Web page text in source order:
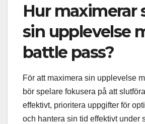
Hur maximerar
sin upplevelse
battle pass?
För att maximera sin upplevelse
bör spelare fokusera på att
effektivt, prioritera uppgifter för
och hantera sin tid effektivt under